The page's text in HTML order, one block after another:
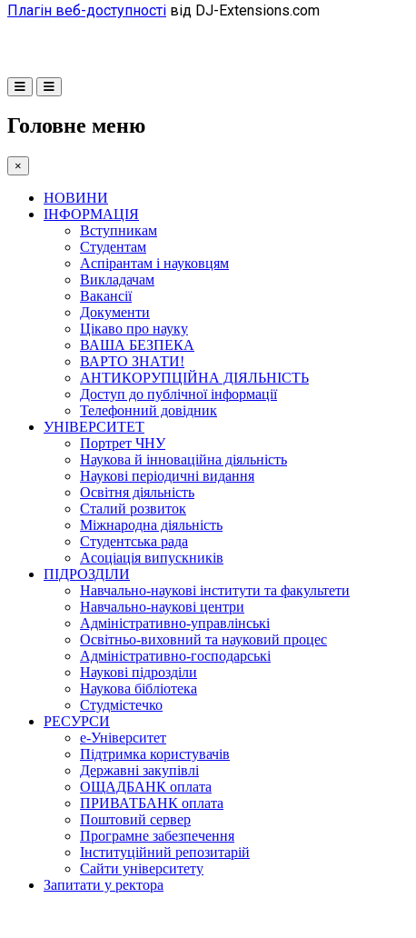
Плагін веб-доступності від DJ-Extensions.com
Головне меню
×
НОВИНИ
ІНФОРМАЦІЯ
Вступникам
Студентам
Аспірантам і науковцям
Викладачам
Вакансії
Документи
Цікаво про науку
ВАША БЕЗПЕКА
ВАРТО ЗНАТИ!
АНТИКОРУПЦІЙНА ДІЯЛЬНІСТЬ
Доступ до публічної інформації
Телефонний довідник
УНІВЕРСИТЕТ
Портрет ЧНУ
Наукова й інноваційна діяльність
Наукові періодичні видання
Освітня діяльність
Сталий розвиток
Міжнародна діяльність
Студентська рада
Асоціація випускників
ПІДРОЗДІЛИ
Навчально-наукові інститути та факультети
Навчально-наукові центри
Адміністративно-управлінські
Освітньо-виховний та науковий процес
Адміністративно-господарські
Наукові підрозділи
Наукова бібліотека
Студмістечко
РЕСУРСИ
е-Університет
Підтримка користувачів
Державні закупівлі
ОЩАДБАНК оплата
ПРИВАТБАНК оплата
Поштовий сервер
Програмне забезпечення
Інституційний репозитарій
Сайти університету
Запитати у ректора